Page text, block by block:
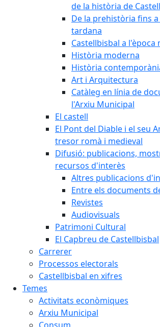
de la història de
De la prehistòria fins
tardana
Castellbisbal a l'època
Història moderna
Història
Art i Arquitectura
Catàleg en línia de
l'Arxiu Municipal
El castell
El Pont del Diable i el seu
tresor romà i medieval
Difusió: publicacions,
recursos d'interès
Altres publicacions
Entre els documents
Revistes
Audiovisuals
Patrimoni Cultural
El Capbreu de Castellbisbal
Carrerer
Processos electorals
Castellbisbal en xifres
Temes
Activitats econòmiques
Arxiu Municipal